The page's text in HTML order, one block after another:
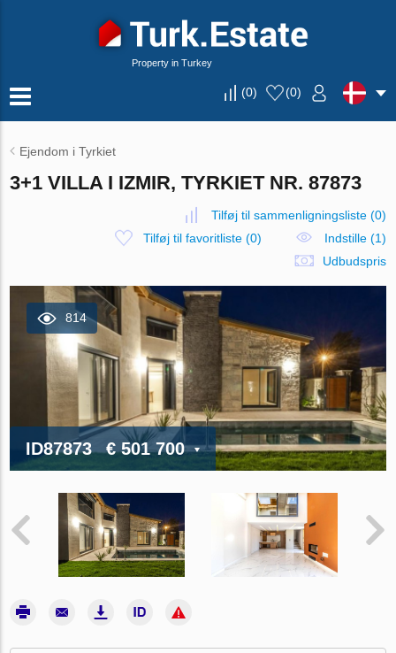
Property in Turkey
(0) (0)
Ejendom i Tyrkiet
3+1 VILLA I IZMIR, TYRKIET NR. 87873
Tilføj til sammenligningsliste(0)
Tilføj til favoritliste (0)
Indstille (1)
Udbudspris
814
ID87873 € 501 700